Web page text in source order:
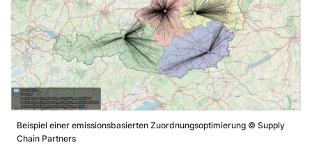
Beispiel einer emissionsbasierten Zuordnungsoptimierung © Supply
Chain Partners